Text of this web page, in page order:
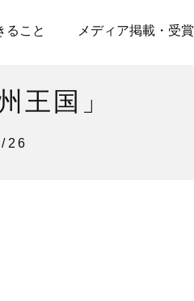
ること メディア掲載・受賞
王国」
26